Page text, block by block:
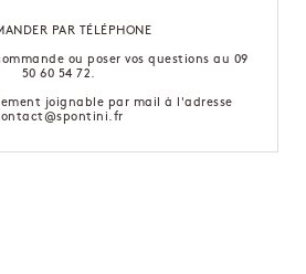
PAR TÉLÉPHONE
ou poser vos questions au 09
50 60 54 72.
joignable par mail à l'adresse